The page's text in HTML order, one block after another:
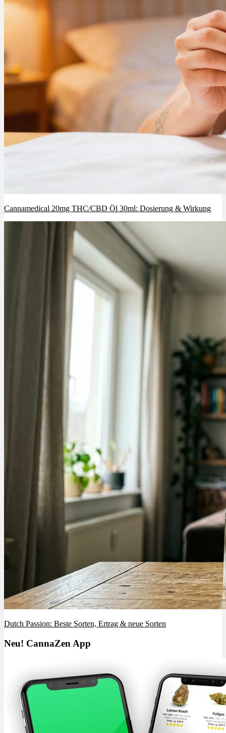
Cannamedical 20mg THC/CBD Öl 30ml: Dosierung & Wirkung
Dutch Passion: Beste Sorten, Ertrag & neue Sorten
Neu! CannaZen App